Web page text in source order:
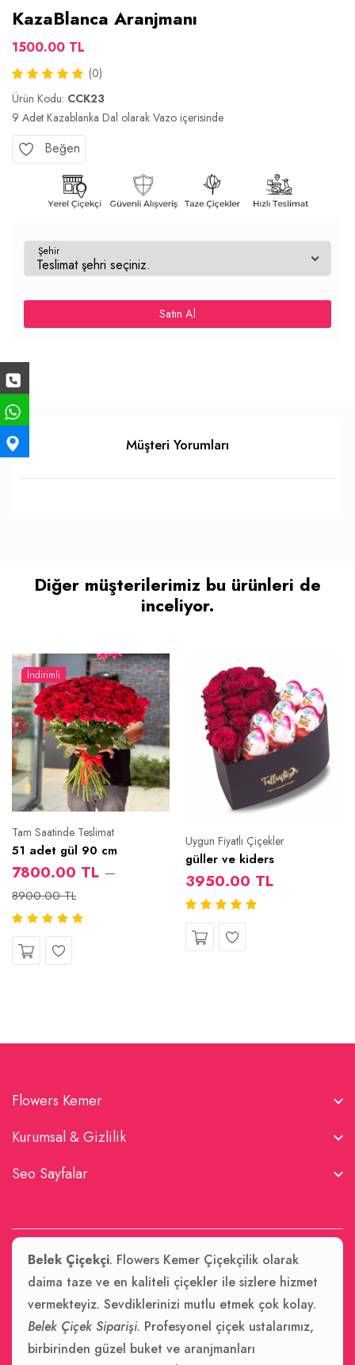
KazaBlanca Aranjmanı
1500.00 TL
(0)
Ürün Kodu: CCK23
9 Adet Kazablanka Dal olarak Vazo içerisinde
Beğen
Şehir
Satın Al
Müşteri Yorumları
Diğer müşterilerimiz bu ürünleri de
inceliyor.
İndirimli
Tam Saatinde Teslimat
51 adet gül 90 cm
7800.00 TL
8900.00 TL
Uygun Fiyatlı Çiçekler
güller ve kiders
3950.00 TL
Flowers Kemer
Kurumsal & Gizlilik
Seo Sayfalar
Belek Çiçekçi. Flowers Kemer Çiçekçilik olarak
daima taze ve en kaliteli çiçekler ile sizlere hizmet
vermekteyiz. Sevdiklerinizi mutlu etmek çok kolay.
Belek Çiçek Siparişi. Profesyonel çiçek ustalarımız,
birbirinden güzel buket ve aranjmanları